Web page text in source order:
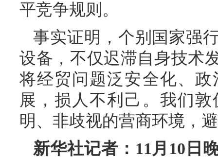
平竞争规则。
事实证明，个别国家强
设备，不仅迟滞自身技术
将经贸问题泛安全化、
展，损人不利己。我们
明、非歧视的营商环境，
新华社记者：11月10日